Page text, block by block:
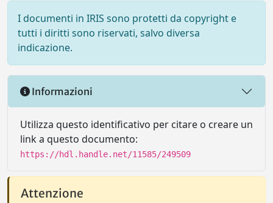
I documenti in IRIS sono protetti da copyright e
tutti i diritti sono riservati, salvo diversa
indicazione.
Informazioni
Utilizza questo identificativo per citare o creare un
link a questo documento:
https://hdl.handle.net/11585/249509
Attenzione